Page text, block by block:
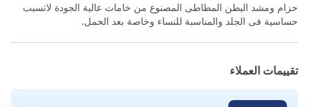
حزام ومشد البطن المطاطى المصنوع من خامات عالية الجودة لاتسبب
حساسية فى الجلد والمناسبة للنساء وخاصة بعد الحمل.
تقييمات العملاء